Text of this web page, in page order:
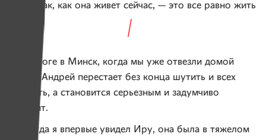
Жить так, как она живет сейчас, — это все равно жить
По дороге в Минск, когда мы уже отвезли домой
Женю, Андрей перестает без конца шутить и всех
смешить, а становится серьезным и задумчиво
говорит.
— Когда я впервые увидел Иру, она была в тяжелом